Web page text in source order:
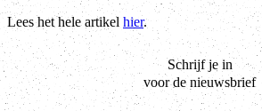
Lees het hele artikel hier.
Schrijf je in
voor de nieuwsbrief